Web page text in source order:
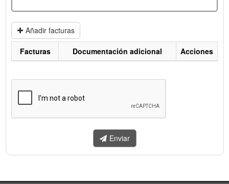
Añadir facturas
enviar.
Facturas Documentación adicional Acciones
Enviar